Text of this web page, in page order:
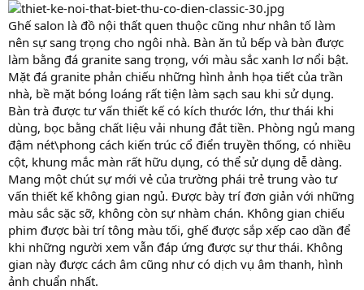
Ghế salon là đồ nội thất quen thuộc cũng như nhân tố làm
nên sự sang trọng cho ngôi nhà. Bàn ăn tủ bếp và bàn được
làm bằng đá granite sang trọng, với màu sắc xanh lơ nổi bật.
Mặt đá granite phản chiếu những hình ảnh họa tiết của trần
nhà, bề mặt bóng loáng rất tiện làm sạch sau khi sử dụng.
Bàn trà được tư vấn thiết kế có kích thước lớn, thư thái khi
dùng, bọc bằng chất liệu vải nhung đắt tiền. Phòng ngủ mang
đậm nét\phong cách kiến trúc cổ điển truyền thống, có nhiều
cột, khung mắc màn rất hữu dụng, có thể sử dụng dễ dàng.
Mang một chút sự mới vẻ của trường phái trẻ trung vào tư
vấn thiết kế không gian ngủ. Được bày trí đơn giản với những
màu sắc sặc sỡ, không còn sự nhàm chán. Không gian chiếu
phim được bài trí tông màu tối, ghế được sắp xếp cao dần để
khi những người xem vẫn đáp ứng được sự thư thái. Không
gian này được cách âm cũng như có dịch vụ âm thanh, hình
ảnh chuẩn nhất.